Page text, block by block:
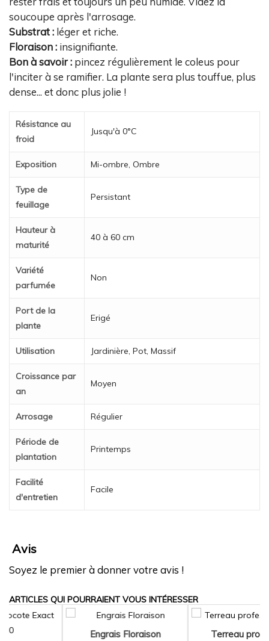
soucoupe après l'arrosage.
Substrat : léger et riche.
Floraison : insignifiante.
Bon à savoir : pincez régulièrement le coleus pour
l'inciter à se ramifier. La plante sera plus touffue, plus
dense... et donc plus jolie !
Résistance au
froid
Jusqu'à 0°C
Exposition Mi-ombre, Ombre
Type de
feuillage
Persistant
Hauteur à
maturité
40 à 60 cm
Variété
parfumée
Non
Port de la
plante
Erigé
Utilisation Jardinière, Pot, Massif
Croissance par
an
Moyen
Arrosage Régulier
Période de
plantation
Printemps
Facilité
d'entretien
Facile
Avis
Soyez le premier à donner votre avis !
ARTICLES QUI POURRAIENT VOUS INTÉRESSER
Engrais Floraison Terreau professio...